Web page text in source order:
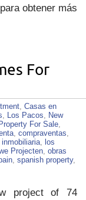
obtener más
For
Casas en
Los Pacos
New
Property For Sale
compraventas
inmobiliaria
los
Projecten obras
spanish property,
project of 74